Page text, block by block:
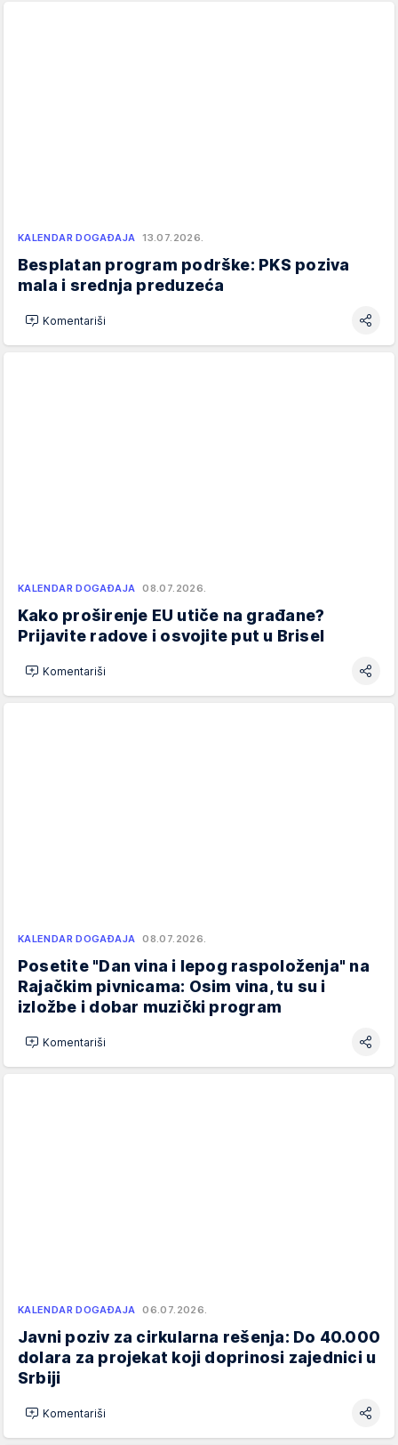
KALENDAR DOGAĐAJA 13.07.2026.
Besplatan program podrške: PKS poziva
mala i srednja preduzeća
Komentariši
KALENDAR DOGAĐAJA 08.07.2026.
Kako proširenje EU utiče na građane?
Prijavite radove i osvojite put u Brisel
Komentariši
KALENDAR DOGAĐAJA 08.07.2026.
Posetite "Dan vina i lepog raspoloženja" na
Rajačkim pivnicama: Osim vina, tu su i
izložbe i dobar muzički program
Komentariši
KALENDAR DOGAĐAJA 06.07.2026.
Javni poziv za cirkularna rešenja: Do 40.000
dolara za projekat koji doprinosi zajednici u
Srbiji
Komentariši